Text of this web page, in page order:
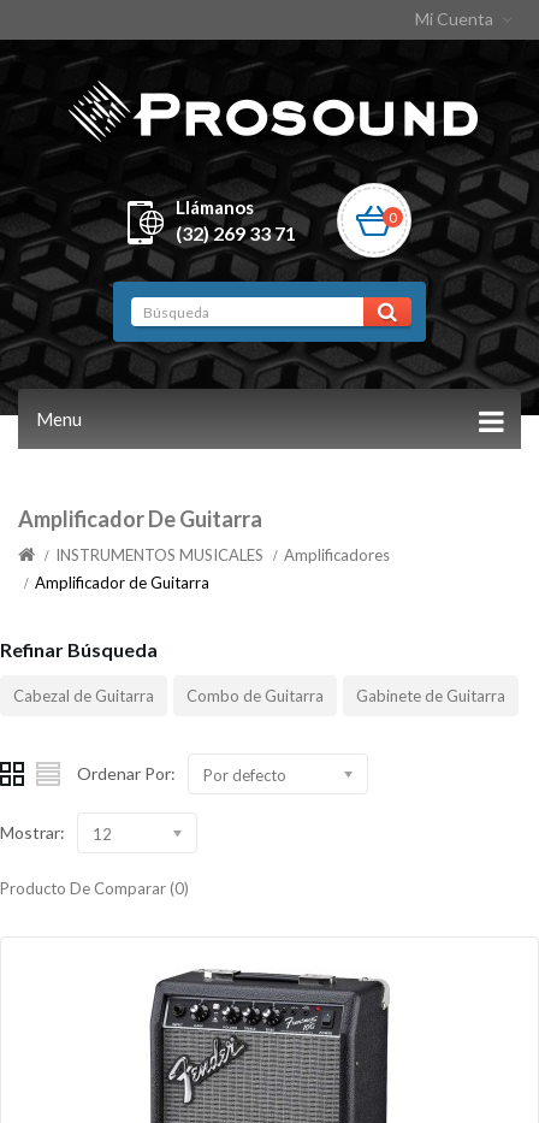
Mi Cuenta
Llámanos
(32) 269 33 71
0
Menu
Amplificador De Guitarra
INSTRUMENTOS MUSICALES
Amplificadores
Amplificador de Guitarra
Refinar Búsqueda
Cabezal de Guitarra Combo de Guitarra Gabinete de Guitarra
Ordenar Por: Por defecto
Mostrar: 12
Producto De Comparar (0)